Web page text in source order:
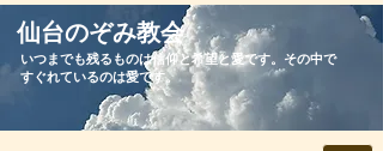
​仙台のぞみ教会
いつまでも残るものは信仰と希望と愛です。その中で
すぐれているのは愛です。